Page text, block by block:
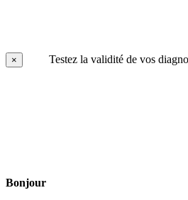
× Testez la validité de vos
Bonjour